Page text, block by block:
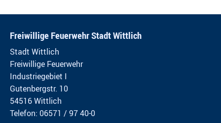
Freiwillige Feuerwehr Stadt Wittlich
Stadt Wittlich
Freiwillige Feuerwehr
Industriegebiet I
Gutenbergstr. 10
54516 Wittlich
Telefon: 06571 / 97 40-0